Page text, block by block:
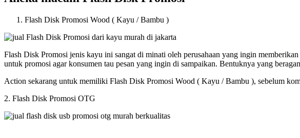
Flash Disk Promosi Wood ( Kayu / Bambu )
Flash Disk Promosi jenis kayu ini sangat di minati oleh perusahaan yang ingin
untuk promosi agar konsumen tau pesan yang ingin di sampaikan. Bentuknya yang
Action sekarang untuk memiliki Flash Disk Promosi Wood ( Kayu / Bambu ), sebelum
2. Flash Disk Promosi OTG